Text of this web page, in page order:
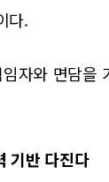
다.
자와 면담을
기반 다진다